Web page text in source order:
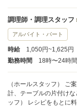
調理師・調理スタッフ
アルバイト・パート
時給
1,050円~1,625円
勤務時間
18時〜24時
（ホールスタッフ） ご案内、オーダー受付、ドリンク作成、配膳、接客、会
計、テーブルの片付けなどの
ッフ） レシピをもとに料理の盛り付けから簡単な作成を 目指し、洗い物や片